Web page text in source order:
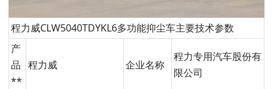
程力威CLW5040TDYKL6多功能抑尘车主要技术参数
产
品
**
程力威 企业名称
程力专用汽车股份有
限公司